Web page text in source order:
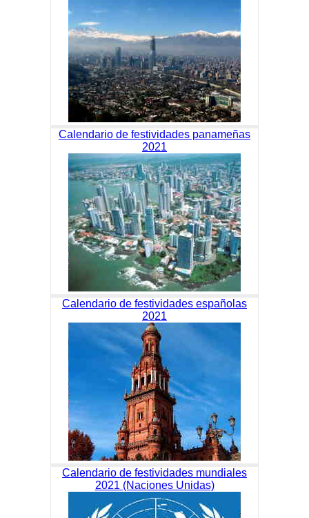
Calendario de festividades panameñas
2021
Calendario de festividades españolas
2021
Calendario de festividades mundiales
2021 (Naciones Unidas)